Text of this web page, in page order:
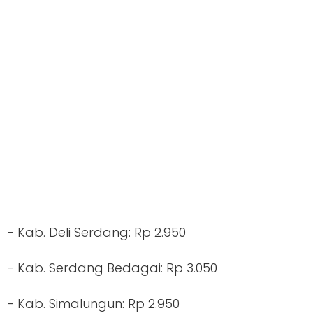
- Kab. Deli Serdang: Rp 2.950
- Kab. Serdang Bedagai: Rp 3.050
- Kab. Simalungun: Rp 2.950